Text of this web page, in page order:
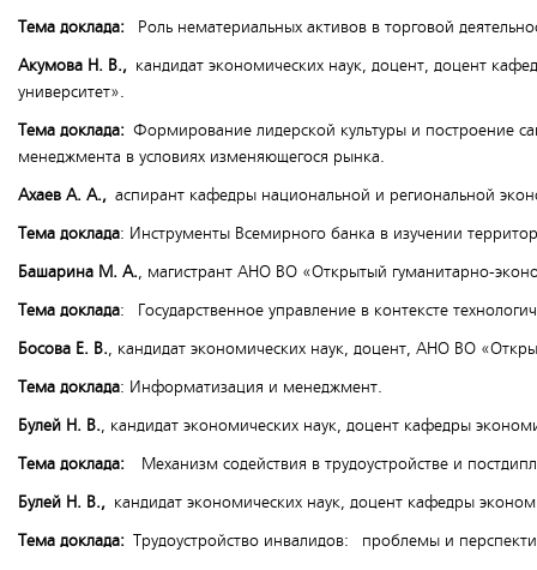
Тема доклада: Роль нематериальных активов в торговой
Акумова Н. В., кандидат экономических наук, доцент, доцент
университет».
Тема доклада: Формирование лидерской культуры и построение
менеджмента в условиях изменяющегося рынка.
Ахаев А. А., аспирант кафедры национальной и региональной
Тема доклада: Инструменты Всемирного банка в изучении
Башарина М. А., магистрант АНО ВО «Открытый гуманитарно-
Тема доклада: Государственное управление в контексте
Босова Е. В., кандидат экономических наук, доцент, АНО ВО
Тема доклада: Информатизация и менеджмент.
Булей Н. В., кандидат экономических наук, доцент кафедры
Тема доклада: Механизм содействия в трудоустройстве и
Булей Н. В., кандидат экономических наук, доцент кафедры
Тема доклада: Трудоустройство инвалидов: проблемы и